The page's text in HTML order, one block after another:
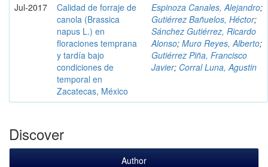
Jul-2017
Calidad de forraje de
canola (Brassica
napus L.) en
floraciones temprana
y tardía bajo
condiciones de
temporal en
Zacatecas, México
Espinoza Canales, Alejandro;
Gutiérrez Bañuelos, Héctor;
Sánchez Gutiérrez, Ricardo
Alonso; Muro Reyes, Alberto;
Gutiérrez Piña, Francisco
Javier; Corral Luna, Agustin
Discover
Author